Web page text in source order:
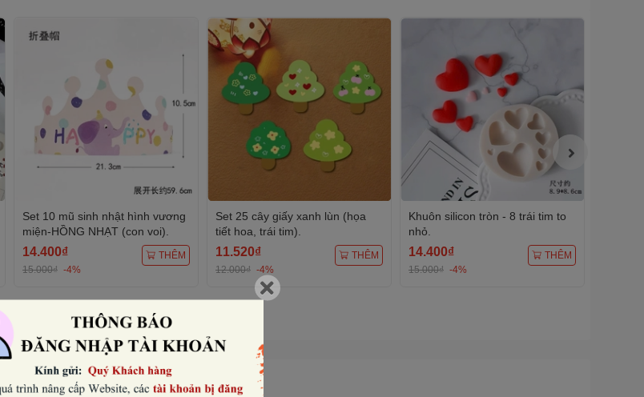
Set 10 mũ sinh nhật hình vương
miện-HỒNG NHẠT (con voi).
14.400₫
15.000₫ -4%
THÊM
Set 25 cây giấy xanh lùn (họa
tiết hoa, trái tim).
11.520₫
12.000₫ -4%
THÊM
Khuôn silicon tròn - 8 trái tim to
nhỏ.
14.400₫
15.000₫ -4%
THÊM
Xem tất cả